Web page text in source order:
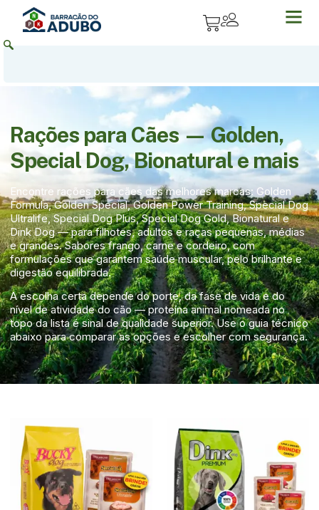
Rações para Cães — Golden,
Special Dog, Bionatural e mais
Encontre rações para cães das melhores marcas: Golden
Formula, Golden Special, Golden Power Training, Special Dog
Ultralife, Special Dog Plus, Special Dog Gold, Bionatural e
Dink Dog — para filhotes, adultos e raças pequenas, médias
e grandes. Sabores frango, carne e cordeiro, com
formulações que garantem saúde muscular, pelo brilhante e
digestão equilibrada.
A escolha certa depende do porte, da fase de vida e do
nível de atividade do cão — proteína animal nomeada no
topo da lista é sinal de qualidade superior. Use o guia técnico
abaixo para comparar as opções e escolher com segurança.